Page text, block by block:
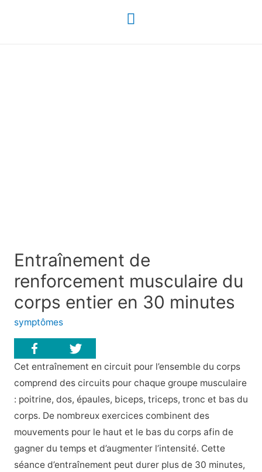
Menu
Entraînement de
renforcement musculaire du
corps entier en 30 minutes
symptômes
Cet entraînement en circuit pour l’ensemble du corps
comprend des circuits pour chaque groupe musculaire
: poitrine, dos, épaules, biceps, triceps, tronc et bas du
corps. De nombreux exercices combinent des
mouvements pour le haut et le bas du corps afin de
gagner du temps et d’augmenter l’intensité. Cette
séance d’entraînement peut durer plus de 30 minutes,